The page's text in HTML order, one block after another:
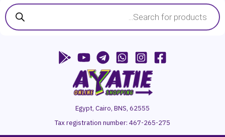
Products
search
Egypt, Cairo, BNS, 62555
Tax registration number: 467-265-275